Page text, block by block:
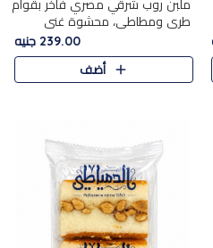
ملبن روب شرقي مصري فاخر بقوام
طري ومطاطي، محشوة غني
بسخاء بقطع عين الجمل واللوز
الفاخر التي تضيف قرمشة مميزة
ومرضية ونكهة ناتي غنية في كل
239.00 جنيه
أضف